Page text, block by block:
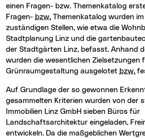
einen Fragen- bzw. Themenkatalog
Fragen- bzw. Themenkatalog wurden im
zuständigen Stellen, wie etwa die
Stadtplanung Linz und die
der Stadtgärten Linz, befasst. Anhand
wurden die wesentlichen Zielsetzungen
Grünraumgestaltung ausgelotet bzw.
Auf Grundlage der so gewonnen Erkenntnisse und der
gesammelten Kriterien wurden von der
Immobilien Linz GmbH sieben Büros für
Landschaftsarchitektur eingeladen,
entwickeln. Da die maßgeblichen